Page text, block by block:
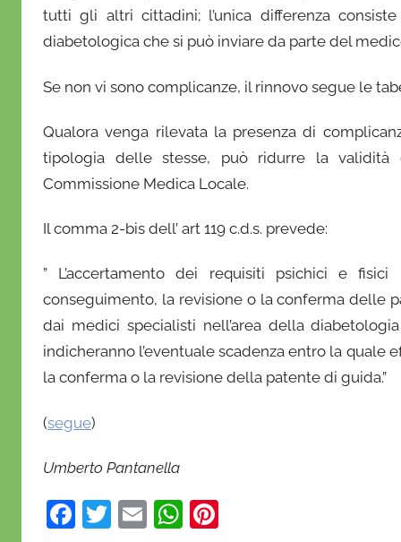
l
a
n
o
tutti gli altri cittadini; l’unica differenza
diabetologica che si può inviare da parte del
Se non vi sono complicanze, il rinnovo segue le
Qualora venga rilevata la presenza di
tipologia delle stesse, può ridurre la
Commissione Medica Locale.
Il comma 2-bis dell’ art 119 c.d.s. prevede:
” L’accertamento dei requisiti psichici e
conseguimento, la revisione o la conferma delle
dai medici specialisti nell’area della
indicheranno l’eventuale scadenza entro la
la conferma o la revisione della patente di guida.”
(segue)
Umberto Pantanella
F
T
E
W